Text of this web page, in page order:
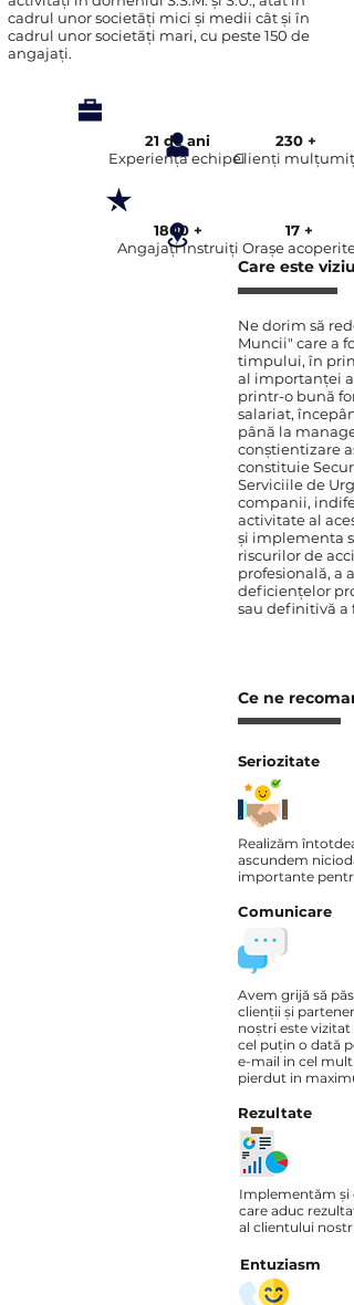
cadrul unor societăți mici și medii cât și în
cadrul unor societăți mari, cu peste 150 de
angajați.
21 de ani
Experiența echipei
230 +
Clienți mulțumiți
1800 +
Angajați instruiți
17 +
Orașe acoperite
Care este
Ne dorim să
Muncii" care a
timpului, în
al importanței
printr-o bună
salariat,
până la
conștientizare
constituie
Serviciile de
companii,
activitate al
și implementa
riscurilor de
profesională, a
deficiențelor
sau definitivă a
Ce ne
Seriozitate
Realizăm
ascundem
importante
Comunicare
Avem grijă să
clienții și
noștri este vizitat
cel puțin o dată
e-mail in cel mult
pierdut in
Rezultate
Implementăm și
care aduc
al clientului
Entuziasm